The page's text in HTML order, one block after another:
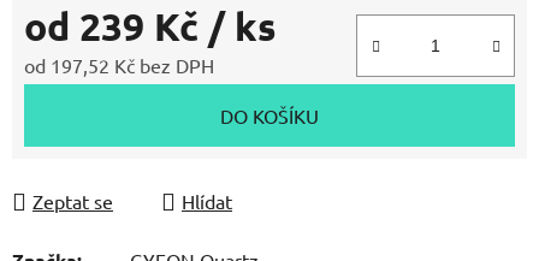
od 239 Kč / ks
od 197,52 Kč bez DPH
DO KOŠÍKU
Zeptat se Hlídat